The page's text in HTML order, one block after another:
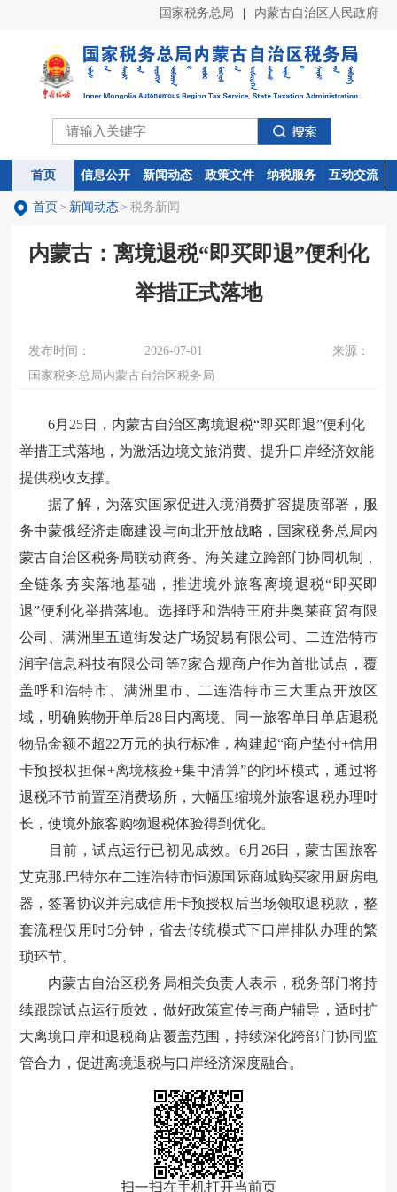
国家税务总局 内蒙古自治区人民政府
首页 信息公开 新闻动态 政策文件 纳税服务 互动交流
首页 信息公开 新闻动态 政策文件 纳税服务 互动交流
首页 > 新闻动态 > 税务新闻
内蒙古：离境退税“即买即退”便利化
举措正式落地
发布时间： 2026-07-01
来源：
国家税务总局内蒙古自治区税务局
6月25日，内蒙古自治区离境退税“即买即退”便利化
举措正式落地，为激活边境文旅消费、提升口岸经济效能
提供税收支撑。
据了解，为落实国家促进入境消费扩容提质部署，服
务中蒙俄经济走廊建设与向北开放战略，国家税务总局内
蒙古自治区税务局联动商务、海关建立跨部门协同机制，
全链条夯实落地基础， 推进境外旅客离境退税“即买即
退”便利化举措落地。选择呼和浩特王府井奥莱商贸有限
公司、满洲里五道街发达广场贸易有限公司、二连浩特市
润宇信息科技有限公司等7家合规商户作为首批试点，覆
盖呼和浩特市、满洲里市、二连浩特市三大重点开放区
域，明确购物开单后28日内离境、同一旅客单日单店退税
物品金额不超22万元的执行标准，构建起“商户垫付+信用
卡预授权担保+离境核验+集中清算”的闭环模式，通过将
退税环节前置至消费场所，大幅压缩境外旅客退税办理时
长，使境外旅客购物退税体验得到优化。
目前，试点运行已初见成效。6月26日，蒙古国旅客
艾克那.巴特尔在二连浩特市恒源国际商城购买家用厨房电
器，签署协议并完成信用卡预授权后当场领取退税款，整
套流程仅用时5分钟，省去传统模式下口岸排队办理的繁
琐环节。
内蒙古自治区税务局相关负责人表示，税务部门将持
续跟踪试点运行质效，做好政策宣传与商户辅导，适时扩
大离境口岸和退税商店覆盖范围，持续深化跨部门协同监
管合力，促进离境退税与口岸经济深度融合。
扫一扫在手机打开当前页